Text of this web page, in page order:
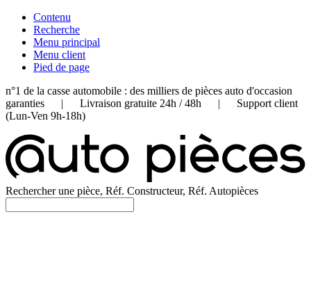
Contenu
Recherche
Menu principal
Menu client
Pied de page
n°1 de la casse automobile : des milliers de pièces auto d'occasion
garanties | Livraison gratuite 24h / 48h | Support client
(Lun-Ven 9h-18h)
Rechercher une pièce, Réf. Constructeur, Réf. Autopièces